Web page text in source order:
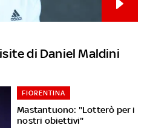
di Daniel Maldini
Mastantuono: "Lotterò per i
nostri obiettivi"
FIORENTINA